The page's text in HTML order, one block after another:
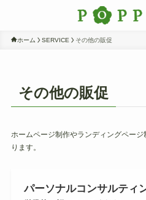
ホーム SERVICE その他の販促
その他の販促
ホームページ制作やランディングペー
ります。
パーソナルコンサルティ